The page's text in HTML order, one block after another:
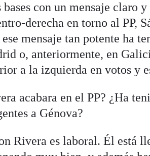
con un mensaje claro y
derecha en torno al PP,
mensaje tan potente ha
o, anteriormente, en
a la izquierda en votos y
acabara en el PP? ¿Ha
a Génova?
Rivera es laboral. Él está